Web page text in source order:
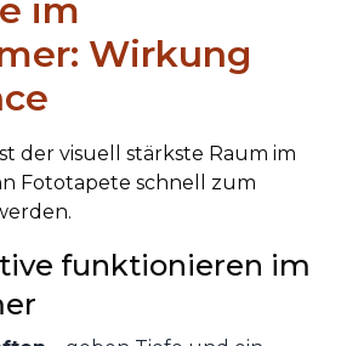
im
Wirkung
der visuell stärkste Raum im
Fototapete schnell zum
funktionieren im